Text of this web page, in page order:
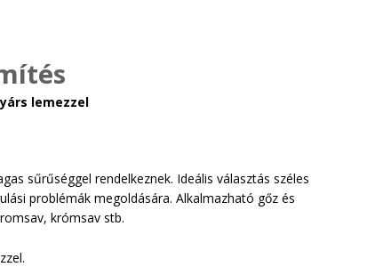
lemezzel
sűrűséggel rendelkeznek. Ideális választás széles
problémák megoldására. Alkalmazható gőz és
krómsav stb.